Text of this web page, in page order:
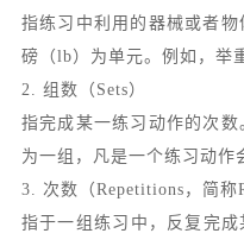
指练习中利用的器械或者
磅（lb）为单元。例如，举
2. 组数（Sets）
指完成某一练习动作的次
为一组，凡是一个练习动作
3. 次数（Repetitions，简称
指于一组练习中，反复完